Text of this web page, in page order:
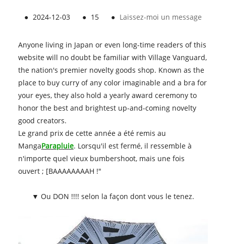
● 2024-12-03 ● 15 ● Laissez-moi un message
Anyone living in Japan or even long-time readers of this
website will no doubt be familiar with Village Vanguard,
the nation's premier novelty goods shop. Known as the
place to buy curry of any color imaginable and a bra for
your eyes, they also hold a yearly award ceremony to
honor the best and brightest up-and-coming novelty
good creators.
Le grand prix de cette année a été remis au
MangaParapluie. Lorsqu'il est fermé, il ressemble à
n'importe quel vieux bumbershoot, mais une fois
ouvert ; [BAAAAAAAAH !"
▼ Ou DON !!!! selon la façon dont vous le tenez.